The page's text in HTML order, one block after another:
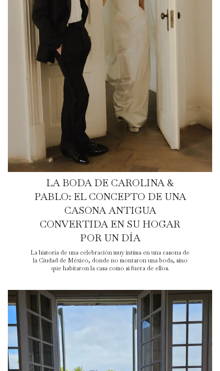
LA BODA DE CAROLINA &
PABLO: EL CONCEPTO DE UNA
CASONA ANTIGUA
CONVERTIDA EN SU HOGAR
POR UN DÍA
La historia de una celebración muy íntima en una casona de
la Ciudad de México, donde no montaron una boda, sino
que habitaron la casa como si fuera de ellos.